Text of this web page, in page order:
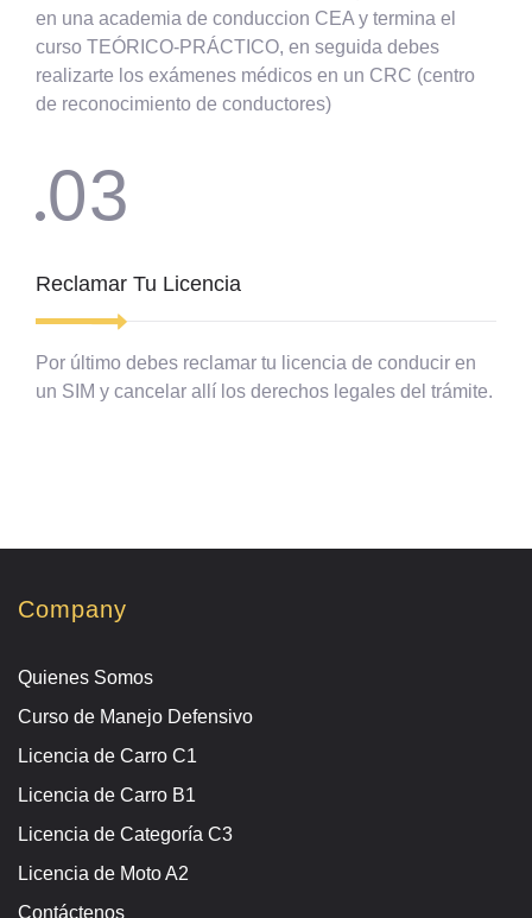
en una academia de conduccion CEA y termina el
curso TEÓRICO-PRÁCTICO, en seguida debes
realizarte los exámenes médicos en un CRC (centro
de reconocimiento de conductores)
03
Reclamar Tu Licencia
Por último debes reclamar tu licencia de conducir en
un SIM y cancelar allí los derechos legales del trámite.
Company
Quienes Somos
Curso de Manejo Defensivo
Licencia de Carro C1
Licencia de Carro B1
Licencia de Categoría C3
Licencia de Moto A2
Contáctenos